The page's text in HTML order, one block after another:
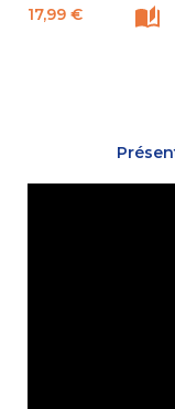
Prix
17,99 €